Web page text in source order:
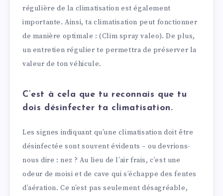
régulière de la climatisation est également
importante. Ainsi, ta climatisation peut fonctionner
de manière optimale : (Clim spray valeo). De plus,
un entretien régulier te permettra de préserver la
valeur de ton véhicule.
C’est à cela que tu reconnais que tu
dois désinfecter ta climatisation.
Les signes indiquant qu’une climatisation doit être
désinfectée sont souvent évidents – ou devrions-
nous dire : nez ? Au lieu de l’air frais, c’est une
odeur de moisi et de cave qui s’échappe des fentes
d’aération. Ce n’est pas seulement désagréable,